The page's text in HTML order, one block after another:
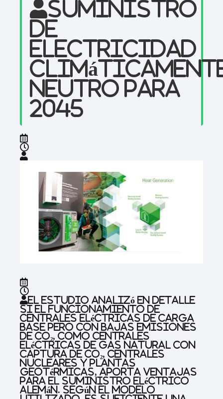
Suministro
de
electricidad
neutro para
2045
El estudio analizó en detalle
si el funcionamiento de
centrales eléctricas de carga
base pero con bajas emisiones
de CO₂, como centrales
eléctricas de gas natural con
captura de CO₂, centrales
nucleares y plantas
geotérmicas, aporta ventajas
para el suministro eléctrico
alemán. Según el modelo